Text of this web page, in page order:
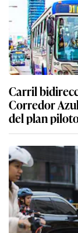
Carril
Corredor
del plan